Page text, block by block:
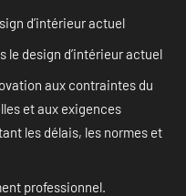
d’intérieur actuel
le design d’intérieur actuel
aux contraintes du
et aux exigences
les délais, les normes et
professionnel.